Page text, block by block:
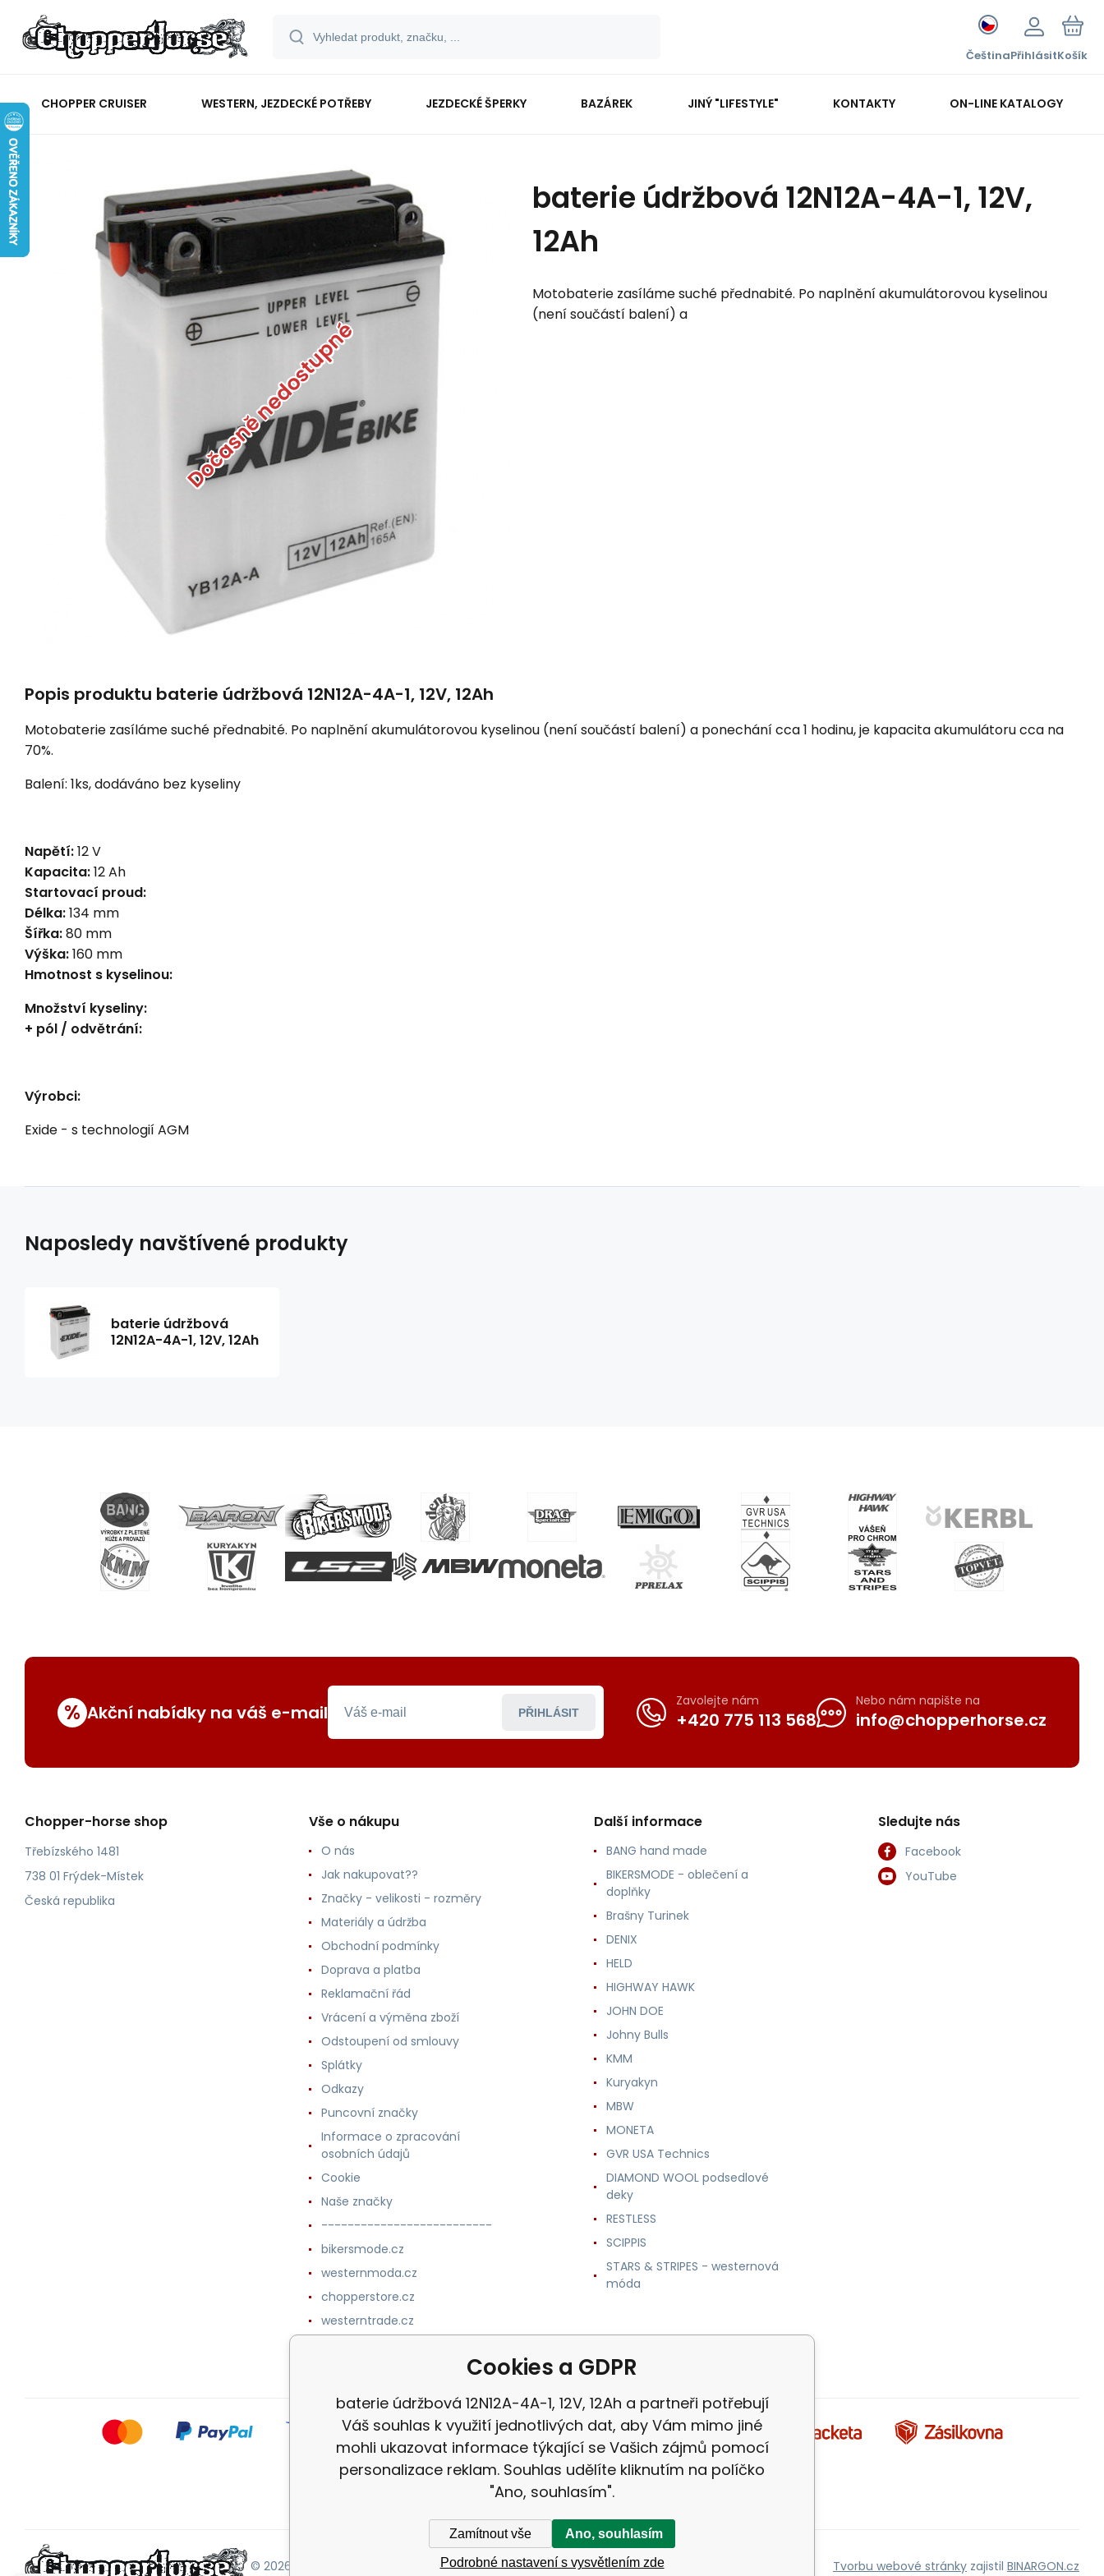
ČeštinaPřihlásitKošík
CHOPPER CRUISER WESTERN, JEZDECKÉ POTŘEBY JEZDECKÉ ŠPERKY BAZÁREK JINÝ "LIFESTYLE" KONTAKTY ON-LINE KATALOGY
Dočasně nedostupné
baterie údržbová 12N12A-4A-1, 12V,
12Ah
Motobaterie zasíláme suché přednabité. Po naplnění akumulátorovou kyselinou
(není součástí balení) a
Popis produktu baterie údržbová 12N12A-4A-1, 12V, 12Ah
Motobaterie zasíláme suché přednabité. Po naplnění akumulátorovou kyselinou (není součástí balení) a ponechání cca 1 hodinu, je kapacita akumulátoru cca na
70%.
Balení: 1ks, dodáváno bez kyseliny
Napětí:12 V
Kapacita:12 Ah
Startovací proud:
Délka:134 mm
Šířka:80 mm
Výška:160 mm
Hmotnost s kyselinou:
Množství kyseliny:
+ pól / odvětrání:
Výrobci:
Exide - s technologií AGM
Naposledy navštívené produkty
baterie údržbová
12N12A-4A-1, 12V, 12Ah
% Akční nabídky na váš e-mail PŘIHLÁSIT
Zavolejte nám
+420 775 113 568
Nebo nám napište na
info@chopperhorse.cz
Chopper-horse shop
Třebízského 1481
738 01 Frýdek-Místek
Česká republika
Vše o nákupu
O nás
Jak nakupovat??
Značky - velikosti - rozměry
Materiály a údržba
Obchodní podmínky
Doprava a platba
Reklamační řád
Vrácení a výměna zboží
Odstoupení od smlouvy
Splátky
Odkazy
Puncovní značky
Informace o zpracování
osobních údajů
Cookie
Naše značky
--------------------------
bikersmode.cz
westernmoda.cz
chopperstore.cz
westerntrade.cz
Další informace
BANG hand made
BIKERSMODE - oblečení a
doplňky
Brašny Turinek
DENIX
HELD
HIGHWAY HAWK
JOHN DOE
Johny Bulls
KMM
Kuryakyn
MBW
MONETA
GVR USA Technics
DIAMOND WOOL podsedlové
deky
RESTLESS
SCIPPIS
STARS & STRIPES - westernová
móda
Sledujte nás
Facebook
YouTube
© 2026 | Tvorbu webové stránky zajistil BINARGON.cz
Cookies a GDPR
baterie údržbová 12N12A-4A-1, 12V, 12Ah a partneři potřebují
Váš souhlas k využití jednotlivých dat, aby Vám mimo jiné
mohli ukazovat informace týkající se Vašich zájmů pomocí
personalizace reklam. Souhlas udělíte kliknutím na políčko
"Ano, souhlasím".
Zamítnout vše Ano, souhlasím
Podrobné nastavení s vysvětlením zde